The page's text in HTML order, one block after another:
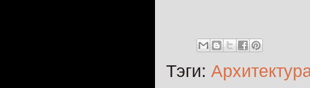
Тэги: